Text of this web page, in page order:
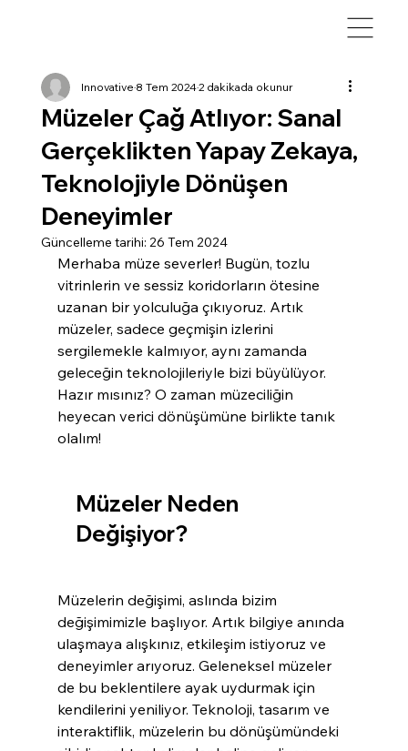
Müzeler Çağ Atlıyor: Sanal
Gerçeklikten Yapay Zekaya,
Teknolojiyle Dönüşen
Deneyimler
Innovative8 Tem 20242 dakikada okunur
Güncelleme tarihi: 26 Tem 2024
Merhaba müze severler! Bugün, tozlu
vitrinlerin ve sessiz koridorların ötesine
uzanan bir yolculuğa çıkıyoruz. Artık
müzeler, sadece geçmişin izlerini
sergilemekle kalmıyor, aynı zamanda
geleceğin teknolojileriyle bizi büyülüyor.
Hazır mısınız? O zaman müzeciliğin
heyecan verici dönüşümüne birlikte tanık
olalım!
Müzeler Neden
Değişiyor?
Müzelerin değişimi, aslında bizim
değişimimizle başlıyor. Artık bilgiye anında
ulaşmaya alışkınız, etkileşim istiyoruz ve
deneyimler arıyoruz. Geleneksel müzeler
de bu beklentilere ayak uydurmak için
kendilerini yeniliyor. Teknoloji, tasarım ve
interaktiflik, müzelerin bu dönüşümündeki